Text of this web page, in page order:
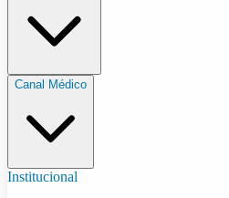
Canal Médico
Institucional